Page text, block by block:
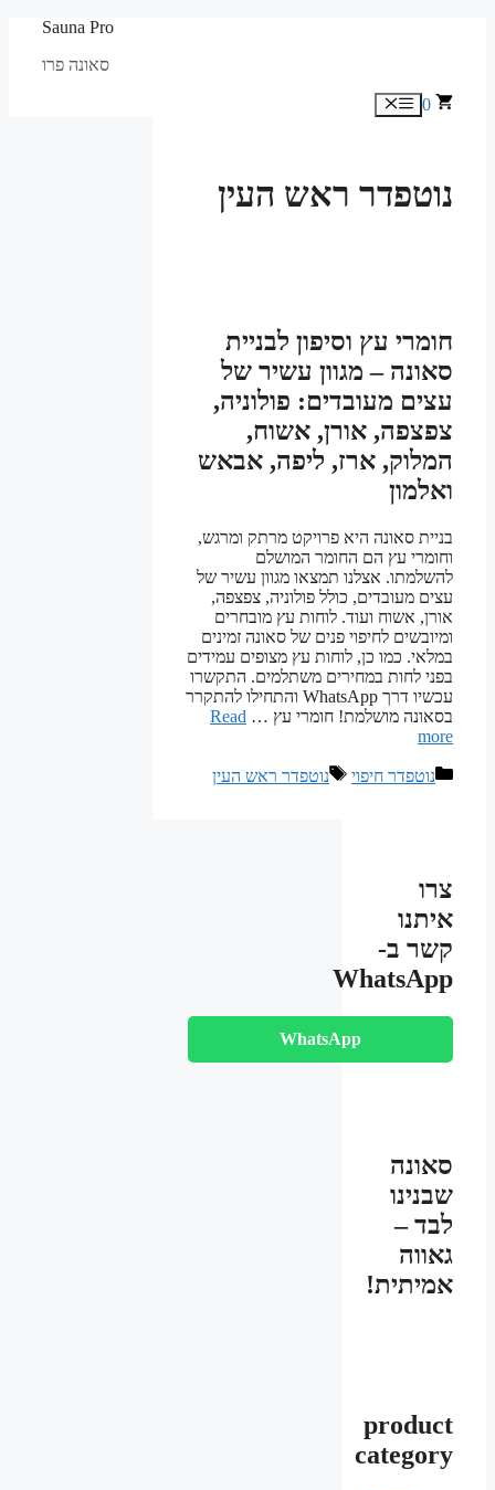
Sauna Pro
סאונה פרו
0 תפריט
נוטפדר ראש העין
חומרי עץ וסיפון לבניית
סאונה – מגוון עשיר של
עצים מעובדים: פולוניה,
צפצפה, אורן, אשוח,
המלוק, ארז, ליפה, אבאש
ואלמון
בניית סאונה היא פרויקט מרתק ומרגש,
וחומרי עץ הם החומר המושלם
להשלמתו. אצלנו תמצאו מגוון עשיר של
עצים מעובדים, כולל פולוניה, צפצפה,
אורן, אשוח ועוד. לוחות עץ מובחרים
ומיובשים לחיפוי פנים של סאונה זמינים
במלאי. כמו כן, לוחות עץ מצופים עמידים
בפני לחות במחירים משתלמים. התקשרו
עכשיו דרך WhatsApp והתחילו להתקרר
בסאונה מושלמת! חומרי עץ … Read
more
קטגוריות
נוטפדר חיפוי תגיות
נוטפדר ראש העין
צרו
איתנו
קשר ב-
WhatsApp
WhatsApp
סאונה
שבנינו
לבד –
גאווה
אמיתית!
product
category